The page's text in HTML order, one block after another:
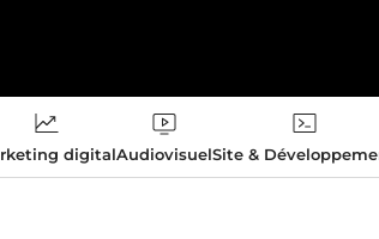
digitalAudiovisuelSite &